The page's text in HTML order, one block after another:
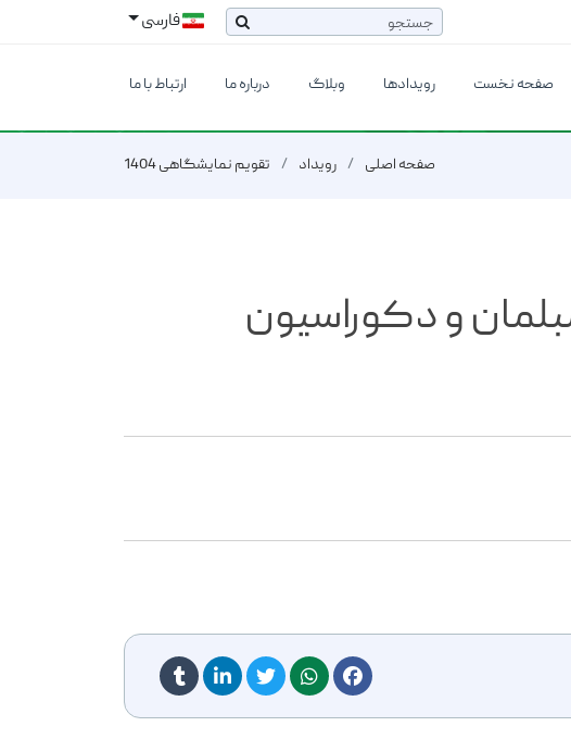
فارسی
صفحه نخست رویدادها وبلاگ درباره ما ارتباط با ما
صفحه اصلی رویداد تقویم نمایشگاهی 1404
و دکوراسیون